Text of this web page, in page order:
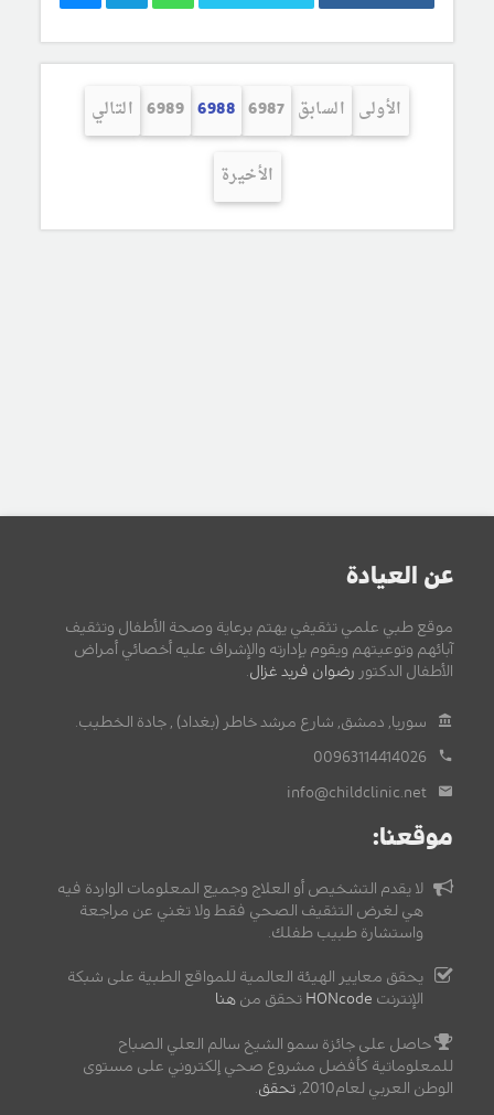
الأولى السابق 6987
6988
6989 التالي
الأخيرة
عن العيادة
موقع طبي علمي تثقيفي يهتم برعاية وصحة الأطفال وتثقيف
آبائهم وتوعيتهم ويقوم بإدارته والإشراف عليه أخصائي أمراض
الأطفال الدكتور رضوان فريد غزال.
سوريا, دمشق, شارع مرشد خاطر (بغداد) , جادة الخطيب.
00963114414026
info@childclinic.net
موقعنا:
لا يقدم التشخيص أو العلاج وجميع المعلومات الواردة فيه
هي لغرض التثقيف الصحي فقط ولا تغني عن مراجعة
واستشارة طبيب طفلك.
يحقق معايير الهيئة العالمية للمواقع الطبية على شبكة
الإنترنت HONcode تحقق من هنا
حاصل على جائزة سمو الشيخ سالم العلي الصباح
للمعلوماتية كأفضل مشروع صحي إلكتروني على مستوى
الوطن العربي لعام2010,
تحقق.